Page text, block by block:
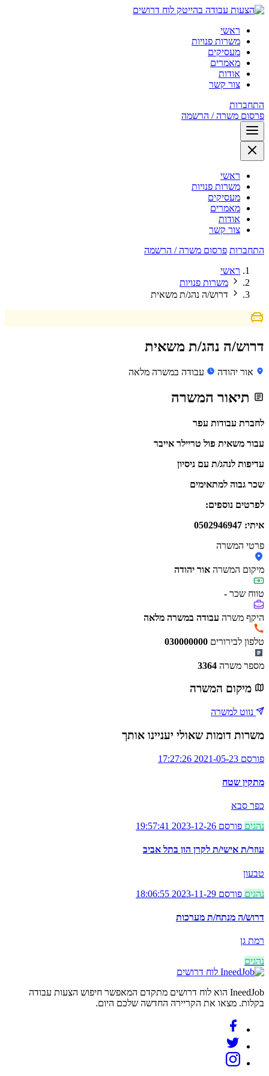
לוח דרושים
ראשי
משרות פנויות
מעסיקים
מאמרים
אודות
צור קשר
התחברות
פרסום משרה / הרשמה
ראשי
משרות פנויות
מעסיקים
מאמרים
אודות
צור קשר
התחברות פרסום משרה / הרשמה
ראשי
משרות פנויות
דרוש/ה נהג/ת משאית
דרוש/ה נהג/ת משאית
אור יהודה עבודה במשרה מלאה
תיאור המשרה
לחברת עבודות עפר
עבור משאית פול טריילר אייבר
עדיפות לנהג/ת עם ניסיון
שכר גבוה למתאימים
לפרטים נוספים:
איתי: 0502946947
פרטי המשרה
מיקום המשרה אור יהודה
טווח שכר -
היקף משרה עבודה במשרה מלאה
טלפון לבירורים 030000000
מספר משרה 3364
מיקום המשרה
נווט למשרה
משרות דומות שאולי יעניינו אותך
פורסם 2021-05-23 17:27:26
מתקין שטח
כפר סבא
נהגים פורסם 2023-12-26 19:57:41
עוזר/ת אישי/ת לקרן הון בתל אביב
טבעון
נהגים פורסם 2023-11-29 18:06:55
דרוש/ה מנתח/ת מערכות
רמת גן
נהגים
לוח דרושים
IneedJob הוא לוח דרושים מתקדם המאפשר חיפוש הצעות עבודה
בקלות. מצאו את הקריירה החדשה שלכם היום.